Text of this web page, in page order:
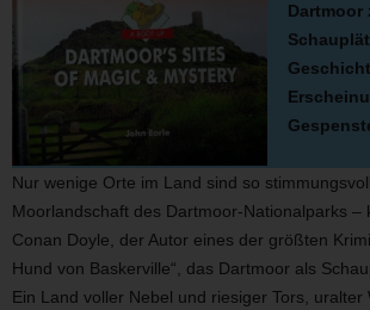
Dartmoor
Nur wenige Orte im Land sind so
Moorlandschaft des Dartmoor-Nationalparks –
Conan Doyle, der Autor eines der größten
Hund von Baskerville“, das Dartmoor als
Ein Land voller Nebel und riesiger Tors, uralter